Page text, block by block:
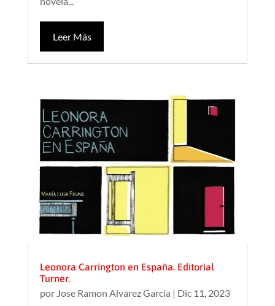
Leer Más
Leonora Carrington en España. Editorial
Turner.
por Jose Ramon Alvarez Garcia | Dic 11, 2023